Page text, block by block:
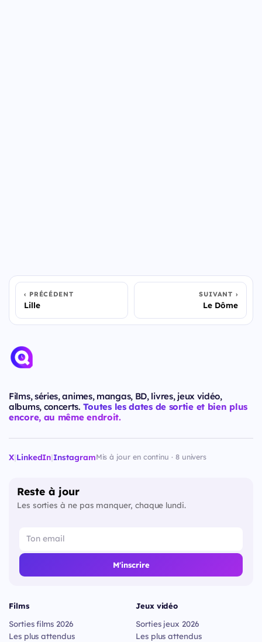
PRÉCÉDENT
Lille
SUIVANT
Le Dôme
Films, séries, animes, mangas, BD, livres, jeux vidéo,
albums, concerts. Toutes les dates de sortie et bien plus
encore, au même endroit.
X|LinkedIn|InstagramMis à jour en continu · 8 univers
Reste à jour
Les sorties à ne pas manquer, chaque lundi.
M'inscrire
Films
Sorties films 2026
Les plus attendus
Jeux vidéo
Sorties jeux 2026
Les plus attendus